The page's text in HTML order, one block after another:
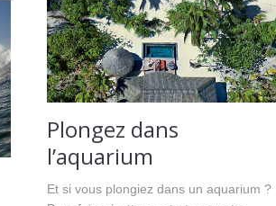
Plongez dans
l’aquarium
Et si vous plongiez dans un aquarium ?